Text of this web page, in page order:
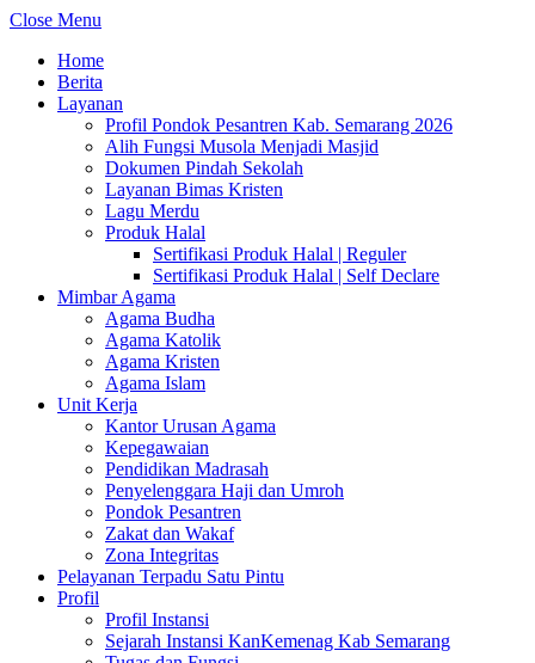
Close Menu
Home
Berita
Layanan
Profil Pondok Pesantren Kab. Semarang 2026
Alih Fungsi Musola Menjadi Masjid
Dokumen Pindah Sekolah
Layanan Bimas Kristen
Lagu Merdu
Produk Halal
Sertifikasi Produk Halal | Reguler
Sertifikasi Produk Halal | Self Declare
Mimbar Agama
Agama Budha
Agama Katolik
Agama Kristen
Agama Islam
Unit Kerja
Kantor Urusan Agama
Kepegawaian
Pendidikan Madrasah
Penyelenggara Haji dan Umroh
Pondok Pesantren
Zakat dan Wakaf
Zona Integritas
Pelayanan Terpadu Satu Pintu
Profil
Profil Instansi
Sejarah Instansi KanKemenag Kab Semarang